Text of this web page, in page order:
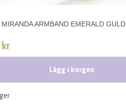
MIRANDA ARMBAND EMERALD GULD
Lägg i korgen